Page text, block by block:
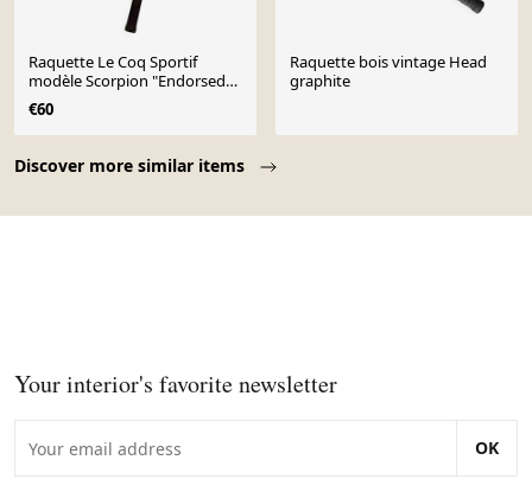
Discover more similar items
Raquette Le Coq Sportif
modèle Scorpion "Endorsed
by Roscoe Tanner"
€60
Raquette bois vintage Head
graphite
Your interior's favorite newsletter
OK